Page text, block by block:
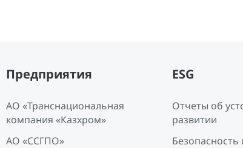
Предприятия
АО «Транснациональная
компания «Казхром»
АО «ССГПО»
ESG
Отчеты об
развитии
Безопасность